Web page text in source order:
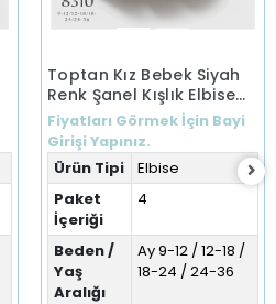
Toptan Kız Bebek Siyah
Renk Şanel Kışlık Elbise
(9-36 Ay)
Fiyatları Görmek İçin Bayi
Girişi Yapınız.
Ürün Tipi
Elbise
Paket
İçeriği
4
Beden /
Yaş
Aralığı
Ay 9-12 / 12-18 /
18-24 / 24-36